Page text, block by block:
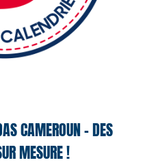
CAMEROUN – DES
MESURE !